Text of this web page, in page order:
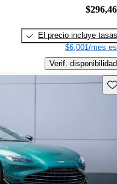
El precio incluye tasas
$6,001/mes
Verif. disponibilidad